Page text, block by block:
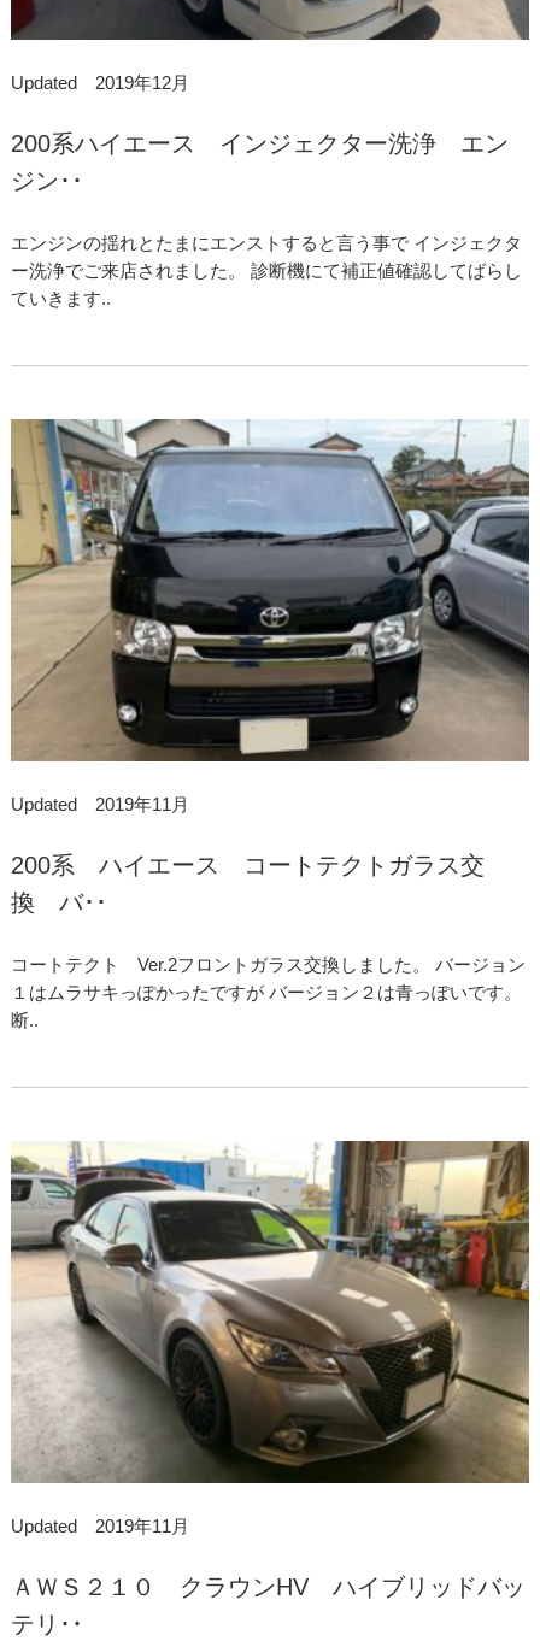
Updated 2019年12月
200系ハイエース インジェクター洗浄 エン
ジン･･
エンジンの揺れとたまにエンストすると言う事で インジェクタ
ー洗浄でご来店されました。 診断機にて補正値確認してばらし
ていきます..
Updated 2019年11月
200系 ハイエース コートテクトガラス交
換 バ･･
コートテクト Ver.2フロントガラス交換しました。 バージョン
１はムラサキっぽかったですが バージョン２は青っぽいです。
断..
Updated 2019年11月
ＡＷＳ２１０ クラウンHV ハイブリッドバッ
テリ･･